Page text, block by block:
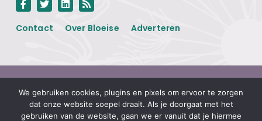
Contact Over Bloeise Adverteren
Algemene voorwaarden
Privacyverklaring
We gebruiken cookies, plugins en pixels om ervoor te zorgen
dat onze website soepel draait. Als je doorgaat met het
gebruiken van de website, gaan we er vanuit dat je hiermee